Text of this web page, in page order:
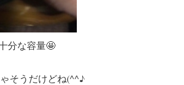
分な容量🤩
そうだけどね(^^♪